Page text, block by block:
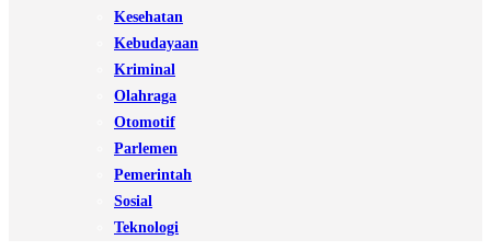
Kesehatan
Kebudayaan
Kriminal
Olahraga
Otomotif
Parlemen
Pemerintah
Sosial
Teknologi